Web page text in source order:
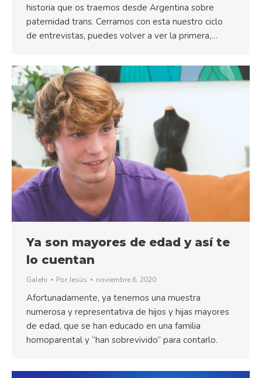
historia que os traemos desde Argentina sobre
paternidad trans. Cerramos con esta nuestro ciclo
de entrevistas, puedes volver a ver la primera,…
Ya son mayores de edad y así te
lo cuentan
Galehi PorJesús noviembre 6, 2020
Afortunadamente, ya tenemos una muestra
numerosa y representativa de hijos y hijas mayores
de edad, que se han educado en una familia
homoparental y “han sobrevivido” para contarlo.